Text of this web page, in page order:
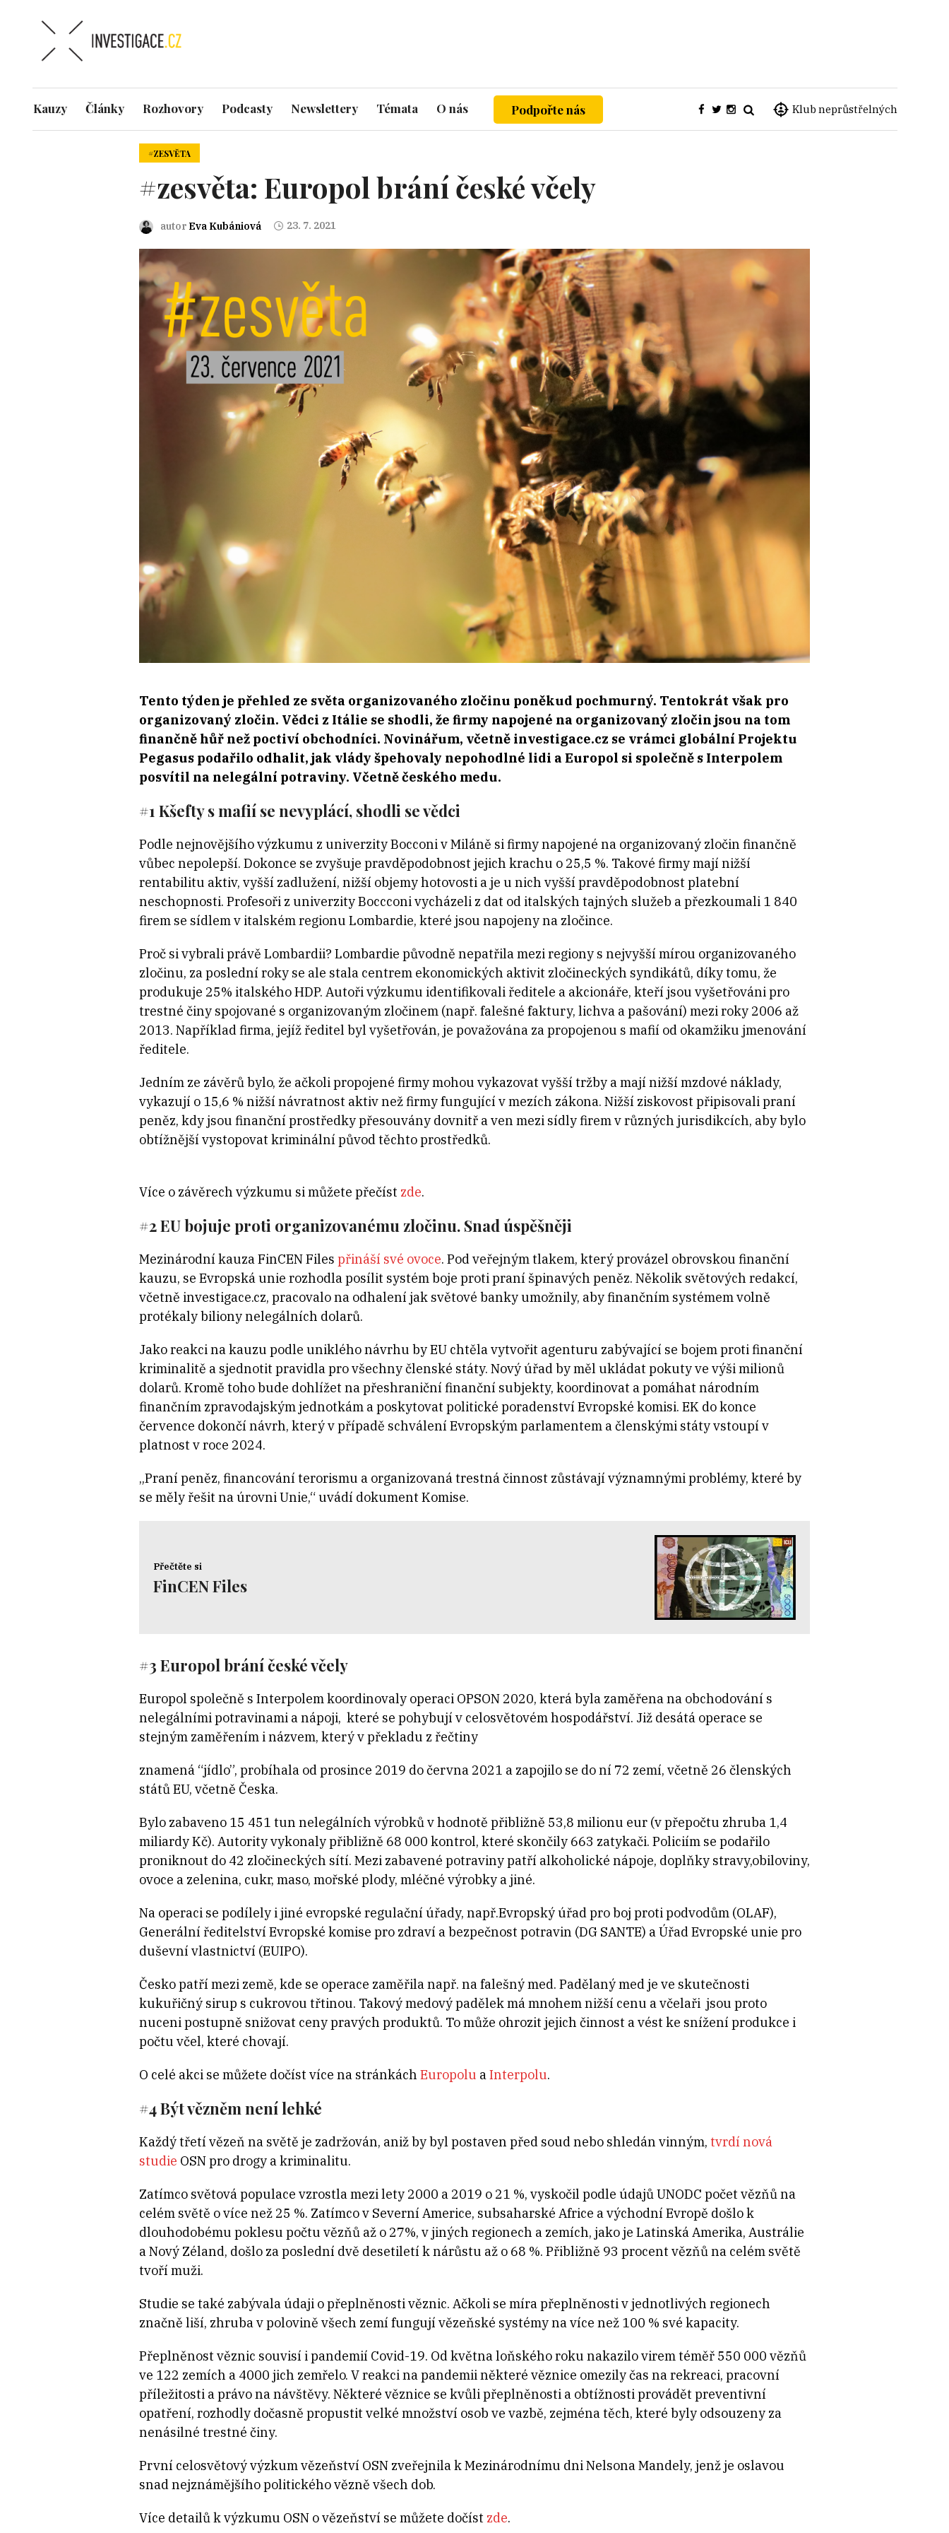
Klub neprůstřelných
Kauzy Články Rozhovory Podcasty Newslettery Témata O nás Podpořte nás
#ZESVĚTA
#zesvěta: Europol brání české včely
autor Eva Kubániová 23. 7. 2021
Tento týden je přehled ze světa organizovaného zločinu poněkud pochmurný. Tentokrát však pro
organizovaný zločin. Vědci z Itálie se shodli, že firmy napojené na organizovaný zločin jsou na tom
finančně hůř než poctiví obchodníci. Novinářum, včetně investigace.cz se vrámci globální Projektu
Pegasus podařilo odhalit, jak vlády špehovaly nepohodlné lidi a Europol si společně s Interpolem
posvítil na nelegální potraviny. Včetně českého medu.
#1 Kšefty s mafií se nevyplácí, shodli se vědci
Podle nejnovějšího výzkumu z univerzity Bocconi v Miláně si firmy napojené na organizovaný zločin finančně
vůbec nepolepší. Dokonce se zvyšuje pravděpodobnost jejich krachu o 25,5 %. Takové firmy mají nižší
rentabilitu aktiv, vyšší zadlužení, nižší objemy hotovosti a je u nich vyšší pravděpodobnost platební
neschopnosti. Profesoři z univerzity Boccconi vycházeli z dat od italských tajných služeb a přezkoumali 1 840
firem se sídlem v italském regionu Lombardie, které jsou napojeny na zločince.
Proč si vybrali právě Lombardii? Lombardie původně nepatřila mezi regiony s nejvyšší mírou organizovaného
zločinu, za poslední roky se ale stala centrem ekonomických aktivit zločineckých syndikátů, díky tomu, že
produkuje 25% italského HDP. Autoři výzkumu identifikovali ředitele a akcionáře, kteří jsou vyšetřováni pro
trestné činy spojované s organizovaným zločinem (např. falešné faktury, lichva a pašování) mezi roky 2006 až
2013. Například firma, jejíž ředitel byl vyšetřován, je považována za propojenou s mafií od okamžiku jmenování
ředitele.
Jedním ze závěrů bylo, že ačkoli propojené firmy mohou vykazovat vyšší tržby a mají nižší mzdové náklady,
vykazují o 15,6 % nižší návratnost aktiv než firmy fungující v mezích zákona. Nižší ziskovost připisovali praní
peněz, kdy jsou finanční prostředky přesouvány dovnitř a ven mezi sídly firem v různých jurisdikcích, aby bylo
obtížnější vystopovat kriminální původ těchto prostředků.
Více o závěrech výzkumu si můžete přečíst zde.
#2 EU bojuje proti organizovanému zločinu. Snad úspěšněji
Mezinárodní kauza FinCEN Files přináší své ovoce. Pod veřejným tlakem, který provázel obrovskou finanční
kauzu, se Evropská unie rozhodla posílit systém boje proti praní špinavých peněz. Několik světových redakcí,
včetně investigace.cz, pracovalo na odhalení jak světové banky umožnily, aby finančním systémem volně
protékaly biliony nelegálních dolarů.
Jako reakci na kauzu podle uniklého návrhu by EU chtěla vytvořit agenturu zabývající se bojem proti finanční
kriminalitě a sjednotit pravidla pro všechny členské státy. Nový úřad by měl ukládat pokuty ve výši milionů
dolarů. Kromě toho bude dohlížet na přeshraniční finanční subjekty, koordinovat a pomáhat národním
finančním zpravodajským jednotkám a poskytovat politické poradenství Evropské komisi. EK do konce
července dokončí návrh, který v případě schválení Evropským parlamentem a členskými státy vstoupí v
platnost v roce 2024.
„Praní peněz, financování terorismu a organizovaná trestná činnost zůstávají významnými problémy, které by
se měly řešit na úrovni Unie,“ uvádí dokument Komise.
Přečtěte si
FinCEN Files
#3 Europol brání české včely
Europol společně s Interpolem koordinovaly operaci OPSON 2020, která byla zaměřena na obchodování s
nelegálními potravinami a nápoji, které se pohybují v celosvětovém hospodářství. Již desátá operace se
stejným zaměřením i názvem, který v překladu z řečtiny
znamená “jídlo”, probíhala od prosince 2019 do června 2021 a zapojilo se do ní 72 zemí, včetně 26 členských
států EU, včetně Česka.
Bylo zabaveno 15 451 tun nelegálních výrobků v hodnotě přibližně 53,8 milionu eur (v přepočtu zhruba 1,4
miliardy Kč). Autority vykonaly přibližně 68 000 kontrol, které skončily 663 zatykači. Policiím se podařilo
proniknout do 42 zločineckých sítí. Mezi zabavené potraviny patří alkoholické nápoje, doplňky stravy,obiloviny,
ovoce a zelenina, cukr, maso, mořské plody, mléčné výrobky a jiné.
Na operaci se podílely i jiné evropské regulační úřady, např.Evropský úřad pro boj proti podvodům (OLAF),
Generální ředitelství Evropské komise pro zdraví a bezpečnost potravin (DG SANTE) a Úřad Evropské unie pro
duševní vlastnictví (EUIPO).
Česko patří mezi země, kde se operace zaměřila např. na falešný med. Padělaný med je ve skutečnosti
kukuřičný sirup s cukrovou třtinou. Takový medový padělek má mnohem nižší cenu a včelaři jsou proto
nuceni postupně snižovat ceny pravých produktů. To může ohrozit jejich činnost a vést ke snížení produkce i
počtu včel, které chovají.
O celé akci se můžete dočíst více na stránkách Europolu aInterpolu.
#4 Být vězněm není lehké
Každý třetí vězeň na světě je zadržován, aniž by byl postaven před soud nebo shledán vinným, tvrdí nová
studie OSN pro drogy a kriminalitu.
Zatímco světová populace vzrostla mezi lety 2000 a 2019 o 21 %, vyskočil podle údajů UNODC počet vězňů na
celém světě o více než 25 %. Zatímco v Severní Americe, subsaharské Africe a východní Evropě došlo k
dlouhodobému poklesu počtu vězňů až o 27%, v jiných regionech a zemích, jako je Latinská Amerika, Austrálie
a Nový Zéland, došlo za poslední dvě desetiletí k nárůstu až o 68 %. Přibližně 93 procent vězňů na celém světě
tvoří muži.
Studie se také zabývala údaji o přeplněnosti věznic. Ačkoli se míra přeplněnosti v jednotlivých regionech
značně liší, zhruba v polovině všech zemí fungují vězeňské systémy na více než 100 % své kapacity.
Přeplněnost věznic souvisí i pandemií Covid-19. Od května loňského roku nakazilo virem téměř 550 000 vězňů
ve 122 zemích a 4000 jich zemřelo. V reakci na pandemii některé věznice omezily čas na rekreaci, pracovní
příležitosti a právo na návštěvy. Některé věznice se kvůli přeplněnosti a obtížnosti provádět preventivní
opatření, rozhodly dočasně propustit velké množství osob ve vazbě, zejména těch, které byly odsouzeny za
nenásilné trestné činy.
První celosvětový výzkum vězeňství OSN zveřejnila k Mezinárodnímu dni Nelsona Mandely, jenž je oslavou
snad nejznámějšího politického vězně všech dob.
Více detailů k výzkumu OSN o vězeňství se můžete dočíst zde.